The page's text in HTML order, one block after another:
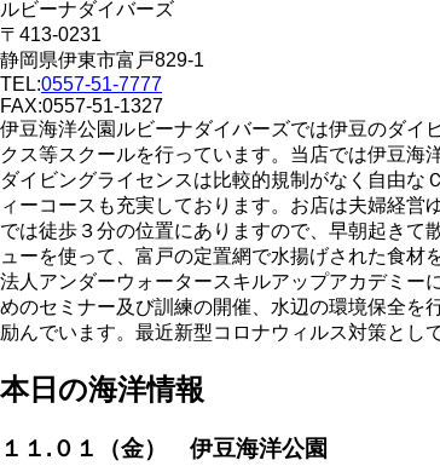
ルビーナダイバーズ
〒413-0231
静岡県伊東市富戸829-1
TEL:0557-51-7777
FAX:0557-51-1327
伊豆海洋公園ルビーナダイバーズでは伊豆のダイ
クス等スクールを行っています。当店では伊豆
ダイビングライセンスは比較的規制がなく自由
ィーコースも充実しております。お店は夫婦経
では徒歩３分の位置にありますので、早朝起きて
ューを使って、富戸の定置網で水揚げされた食
法人アンダーウォータースキルアップアカデミー
めのセミナー及び訓練の開催、水辺の環境保全を
励んでいます。最近新型コロナウィルス対策とし
本日の海洋情報
１１.０１（金） 伊豆海洋公園